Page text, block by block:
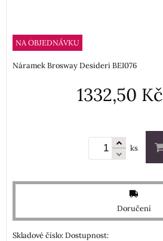
NA OBJEDNÁVKU
Náramek Brosway Desideri BEI076
1332,50 Kč
ks
Doručení
Skladové číslo:Dostupnost: